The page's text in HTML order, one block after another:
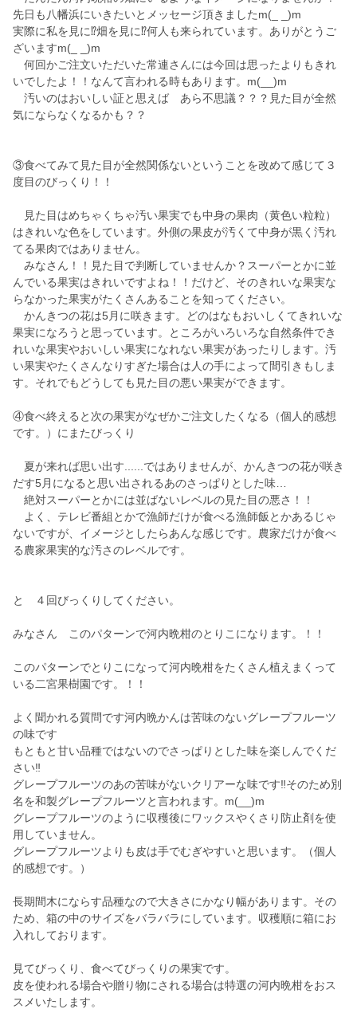
先日も八幡浜にいきたいとメッセージ頂きましたm(_ _)m
実際に私を見に⁉️畑を見に⁉️何人も来られています。ありがとうご
ざいますm(_ _)m
何回かご注文いただいた常連さんには今回は思ったよりもきれ
いでしたよ！！なんて言われる時もあります。m(__)m
汚いのはおいしい証と思えば あら不思議？？？見た目が全然
気にならなくなるかも？？
③食べてみて見た目が全然関係ないということを改めて感じて３
度目のびっくり！！
見た目はめちゃくちゃ汚い果実でも中身の果肉（黄色い粒粒）
はきれいな色をしています。外側の果皮が汚くて中身が黒く汚れ
てる果肉ではありません。
みなさん！！見た目で判断していませんか？スーパーとかに並
んでいる果実はきれいですよね！！だけど、そのきれいな果実な
らなかった果実がたくさんあることを知ってください。
かんきつの花は5月に咲きます。どのはなもおいしくてきれいな
果実になろうと思っています。ところがいろいろな自然条件でき
れいな果実やおいしい果実になれない果実があったりします。汚
い果実やたくさんなりすぎた場合は人の手によって間引きもしま
す。それでもどうしても見た目の悪い果実ができます。
④食べ終えると次の果実がなぜかご注文したくなる（個人的感想
です。）にまたびっくり
夏が来れば思い出す......ではありませんが、かんきつの花が咲き
だす5月になると思い出されるあのさっぱりとした味…
絶対スーパーとかには並ばないレベルの見た目の悪さ！！
よく、テレビ番組とかで漁師だけが食べる漁師飯とかあるじゃ
ないですが、イメージとしたらあんな感じです。農家だけが食べ
る農家果実的な汚さのレベルです。
と ４回びっくりしてください。
みなさん このパターンで河内晩柑のとりこになります。！！
このパターンでとりこになって河内晩柑をたくさん植えまくって
いる二宮果樹園です。！！
よく聞かれる質問です河内晩かんは苦味のないグレープフルーツ
の味です
もともと甘い品種ではないのでさっぱりとした味を楽しんでくだ
さい‼️
グレープフルーツのあの苦味がないクリアーな味です‼️そのため別
名を和製グレープフルーツと言われます。m(__)m
グレープフルーツのように収穫後にワックスやくさり防止剤を使
用していません。
グレープフルーツよりも皮は手でむぎやすいと思います。（個人
的感想です。）
長期間木にならす品種なので大きさにかなり幅があります。その
ため、箱の中のサイズをバラバラにしています。収穫順に箱にお
入れしております。
見てびっくり、食べてびっくりの果実です。
皮を使われる場合や贈り物にされる場合は特選の河内晩柑をおス
スメいたします。